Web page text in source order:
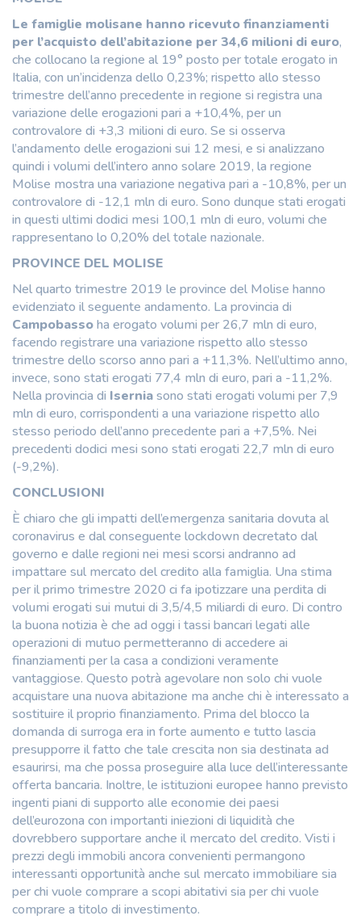
Le famiglie molisane hanno ricevuto finanziamenti
per l’acquisto dell’abitazione per 34,6 milioni di euro,
che collocano la regione al 19° posto per totale erogato in
Italia, con un’incidenza dello 0,23%; rispetto allo stesso
trimestre dell’anno precedente in regione si registra una
variazione delle erogazioni pari a +10,4%, per un
controvalore di +3,3 milioni di euro. Se si osserva
l’andamento delle erogazioni sui 12 mesi, e si analizzano
quindi i volumi dell’intero anno solare 2019, la regione
Molise mostra una variazione negativa pari a -10,8%, per un
controvalore di -12,1 mln di euro. Sono dunque stati erogati
in questi ultimi dodici mesi 100,1 mln di euro, volumi che
rappresentano lo 0,20% del totale nazionale.
PROVINCE DEL MOLISE
Nel quarto trimestre 2019 le province del Molise hanno
evidenziato il seguente andamento. La provincia di
Campobassoha erogato volumi per 26,7 mln di euro,
facendo registrare una variazione rispetto allo stesso
trimestre dello scorso anno pari a +11,3%. Nell’ultimo anno,
invece, sono stati erogati 77,4 mln di euro, pari a -11,2%.
Nella provincia di Iserniasono stati erogati volumi per 7,9
mln di euro, corrispondenti a una variazione rispetto allo
stesso periodo dell’anno precedente pari a +7,5%. Nei
precedenti dodici mesi sono stati erogati 22,7 mln di euro
(-9,2%).
CONCLUSIONI
È chiaro che gli impatti dell’emergenza sanitaria dovuta al
coronavirus e dal conseguente lockdown decretato dal
governo e dalle regioni nei mesi scorsi andranno ad
impattare sul mercato del credito alla famiglia. Una stima
per il primo trimestre 2020 ci fa ipotizzare una perdita di
volumi erogati sui mutui di 3,5/4,5 miliardi di euro. Di contro
la buona notizia è che ad oggi i tassi bancari legati alle
operazioni di mutuo permetteranno di accedere ai
finanziamenti per la casa a condizioni veramente
vantaggiose. Questo potrà agevolare non solo chi vuole
acquistare una nuova abitazione ma anche chi è interessato a
sostituire il proprio finanziamento. Prima del blocco la
domanda di surroga era in forte aumento e tutto lascia
presupporre il fatto che tale crescita non sia destinata ad
esaurirsi, ma che possa proseguire alla luce dell’interessante
offerta bancaria. Inoltre, le istituzioni europee hanno previsto
ingenti piani di supporto alle economie dei paesi
dell’eurozona con importanti iniezioni di liquidità che
dovrebbero supportare anche il mercato del credito. Visti i
prezzi degli immobili ancora convenienti permangono
interessanti opportunità anche sul mercato immobiliare sia
per chi vuole comprare a scopi abitativi sia per chi vuole
comprare a titolo di investimento.